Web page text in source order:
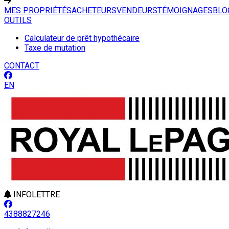
MES PROPRIÉTÉSACHETEURSVENDEURSTÉMOIGNAGES
OUTILS
Calculateur de prêt hypothécaire
Taxe de mutation
CONTACT
EN
INFOLETTRE
4388827246